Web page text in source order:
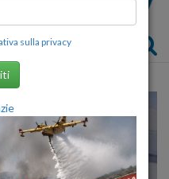
sulla privacy